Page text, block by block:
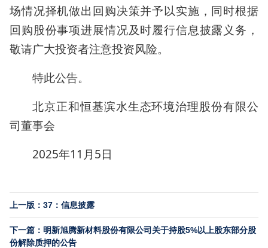
场情况择机做出回购决策并予以实施，同时根据
回购股份事项进展情况及时履行信息披露义务，
敬请广大投资者注意投资风险。
特此公告。
北京正和恒基滨水生态环境治理股份有限公
司董事会
2025年11月5日
上一版：37：信息披露
下一篇：明新旭腾新材料股份有限公司关于持股5%以上股东部分股
份解除质押的公告